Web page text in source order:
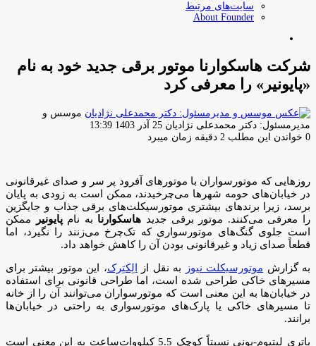
سایت‌های مرتبط
About Founder
شرکت هاسکوارنا موتور برقی جدید خود به نام
«پایونیر» را معرفی کرد
موسس و
مدیرمسئول: دکتر محمدعلی نژادیان ارسال
ایمیل
25 آذر 1403 13:39
0 خواندن این مطلب 2 دقیقه زمان میبرد
روزهایی که موتورسواران با موتورهای آفرود پر سر و صدای غیرقانونی
در خیابان‌های حومه شهرها می‌چرخیدند، ممکن است به زودی به پایان
برسد، زیرا برندهای بیشتری موتورسیکلت‌های برقی جذاب و جایگزین
را معرفی می‌کنند. موتور برقی جدید هاسکوارنا به نامپایونیر
ممکن
است جلوی گنگ‌های موتورسواری که تک‌چرخ می‌زنند را نگیرد، اما
قطعاً صدای زیاد و غیرقانونی بودن آن را کاهش خواهد داد.
به گزارش موتورسیکلت نیوز به نقل از الِکتِرک، این موتور بیشتر برای
مسیرهای خاکی طراحی شده است، اما طراحی قانونی برای استفاده
در خیابان‌ها به این معنی است که موتورسواران می‌توانند آن را از خانه
تا مسیرهای خاکی یا پارک‌های موتورسواری به راحتی در خیابان‌ها
برانند.
باتری لیتیوم-یونی نسبتاً کوچک 5.5 کیلووات‌ساعت به این معنی است